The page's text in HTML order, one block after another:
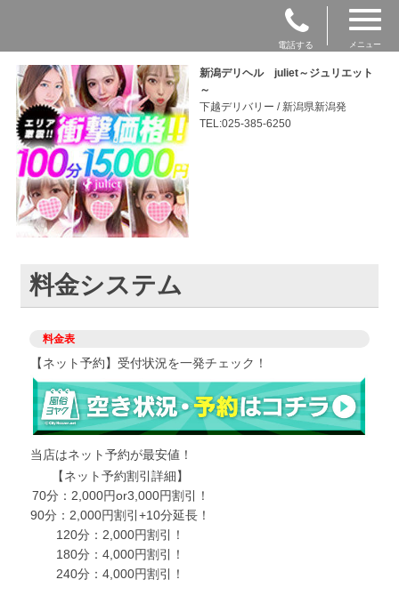
電話する メニュー
新潟デリヘル juliet～ジュリエット
～
下越デリバリー / 新潟県新潟発
TEL:025-385-6250
料金システム
料金表
【ネット予約】受付状況を一発チェック！
当店はネット予約が最安値！
【ネット予約割引詳細】
70分：2,000円or3,000円割引！
90分：2,000円割引+10分延長！
120分：2,000円割引！
180分：4,000円割引！
240分：4,000円割引！